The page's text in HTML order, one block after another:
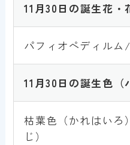
11月30日 の誕生花・
パフィオペディル
11月30日 の誕生色
枯葉色（かれはい
じ）